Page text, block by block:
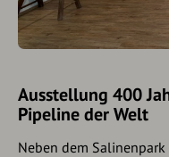
Ausstellung 400
Pipeline der Welt
Neben dem